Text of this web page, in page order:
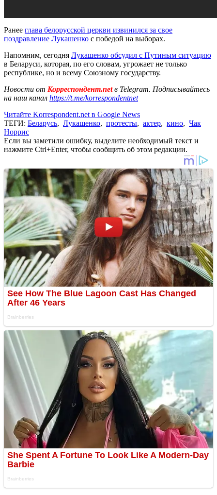
Ранее глава белорусской церкви извинился за свое
поздравление Лукашенко с победой на выборах.
Напомним, сегодня Лукашенко обсудил с Путиным ситуацию
в Беларуси, которая, по его словам, угрожает не только
республике, но и всему Союзному государству.
Новости от Корреспондент.netв Telegram. Подписывайтесь
на наш канал https://t.me/korrespondentnet
Читайте Korrespondent.net в Google News
ТЕГИ: Беларусь, Лукашенко, протесты, актер, кино, Чак
Норрис
Если вы заметили ошибку, выделите необходимый текст и
нажмите Ctrl+Enter, чтобы сообщить об этом редакции.